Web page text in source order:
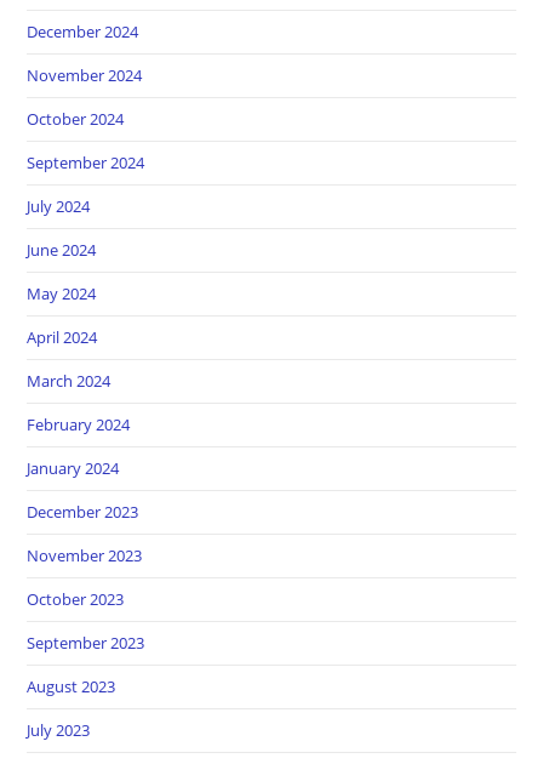
December 2024
November 2024
October 2024
September 2024
July 2024
June 2024
May 2024
April 2024
March 2024
February 2024
January 2024
December 2023
November 2023
October 2023
September 2023
August 2023
July 2023